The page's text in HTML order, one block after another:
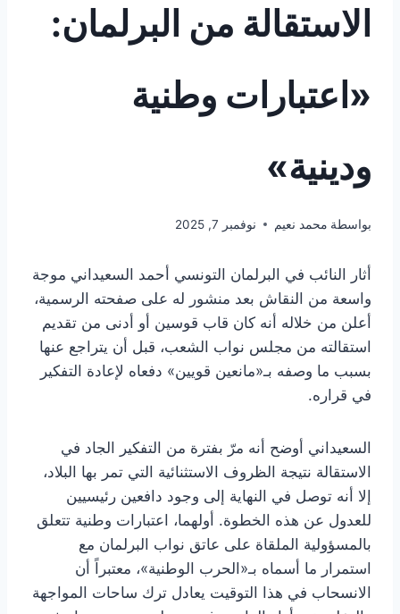
الاستقالة من البرلمان:
«اعتبارات وطنية
ودينية»
بواسطة محمد نعيم نوفمبر 7, 2025
أثار النائب في البرلمان التونسي أحمد السعيداني موجة
واسعة من النقاش بعد منشور له على صفحته الرسمية،
أعلن من خلاله أنه كان قاب قوسين أو أدنى من تقديم
استقالته من مجلس نواب الشعب، قبل أن يتراجع عنها
بسبب ما وصفه بـ«مانعين قويين» دفعاه لإعادة التفكير
في قراره.
السعيداني أوضح أنه مرّ بفترة من التفكير الجاد في
الاستقالة نتيجة الظروف الاستثنائية التي تمر بها البلاد،
إلا أنه توصل في النهاية إلى وجود دافعين رئيسيين
للعدول عن هذه الخطوة. أولهما، اعتبارات وطنية تتعلق
بالمسؤولية الملقاة على عاتق نواب البرلمان مع
استمرار ما أسماه بـ«الحرب الوطنية»، معتبراً أن
الانسحاب في هذا التوقيت يعادل ترك ساحات المواجهة